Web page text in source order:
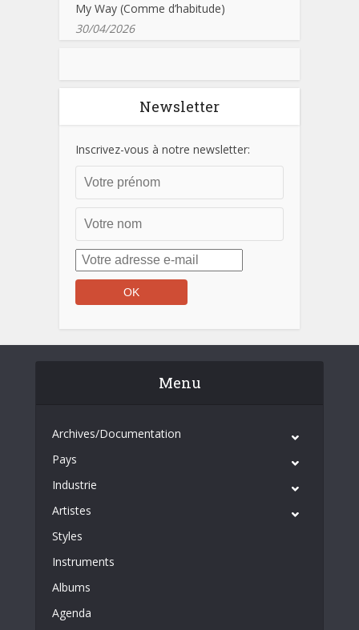
My Way (Comme d’habitude)
30/04/2026
Newsletter
Inscrivez-vous à notre newsletter:
Menu
Archives/Documentation
Pays
Industrie
Artistes
Styles
Instruments
Albums
Agenda